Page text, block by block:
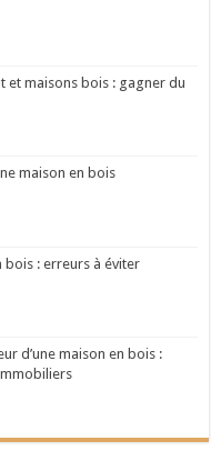
et maisons bois : gagner du
maison en bois
bois : erreurs à éviter
d’une maison en bois :